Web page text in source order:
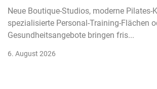
Neue Boutique-Studios, moderne Pilates-
spezialisierte Personal-Training-Flächen
Gesundheitsangebote bringen fris...
6. August 2026